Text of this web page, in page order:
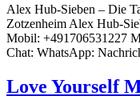
Alex Hub-Sieben – Die
Zotzenheim Alex Hub-
Mobil: +491706531227
Chat: WhatsApp:
Love Yourself